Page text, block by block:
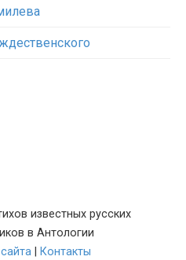
известных русских
в Антологии
Контакты